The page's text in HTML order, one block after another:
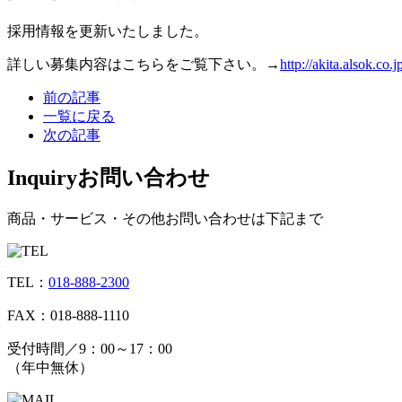
採用情報を更新いたしました。
詳しい募集内容はこちらをご覧下さい。→http://
前の記事
一覧に戻る
次の記事
Inquiryお問い合わせ
商品・サービス・その他お問い合わせは下記まで
TEL： 018-888-2300
FAX：018-888-1110
受付時間／9：00～17：00
（年中無休）